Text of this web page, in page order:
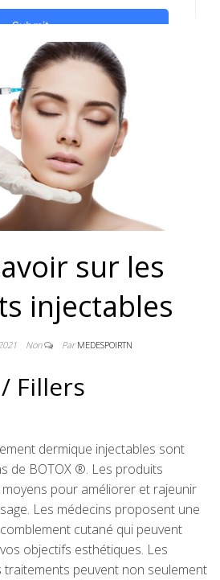
sur les
injectables
Non ParMEDESPOIRTN
Fillers
dermique injectables sont
de BOTOX ®. Les produits
pour améliorer et rajeunir
Les médecins proposent une
cutané qui peuvent
objectifs esthétiques. Les
peuvent non seulement